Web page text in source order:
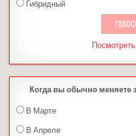
Гибридный
Когда вы обычно
В Марте
В Апреле